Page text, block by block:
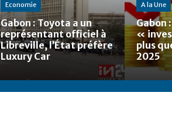
Economie
Gabon : Toyota a un
représentant officiel à
Libreville, l’État préfère
Luxury Car
A la Une
Gabon
«
plus
2025